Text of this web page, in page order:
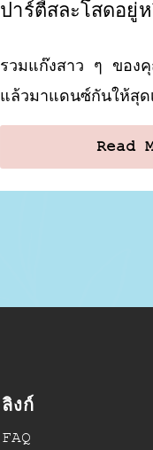
ปาร์ตี้สละโสดอยู่
รวมแก๊งสาว ๆ ของ
แล้วมาแดนซ์กันให้สุ
Read
ลิงก์
FAQ